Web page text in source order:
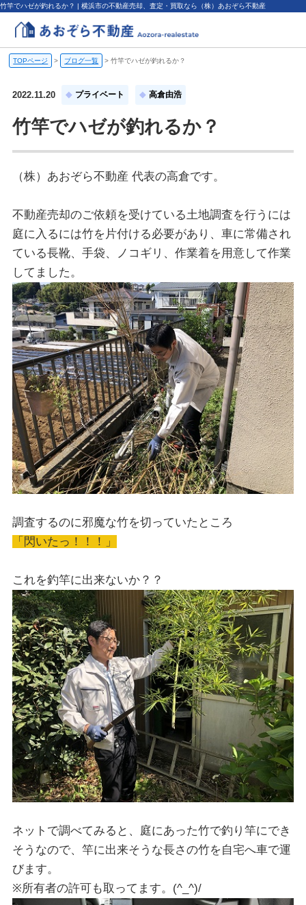
竹竿でハゼが釣れるか？ | 横浜市の不動産売却、査定・買取なら（株）あおぞら不動産
TOPページ > ブログ一覧 > 竹竿でハゼが釣れるか？
2022.11.20 プライベート 高倉由浩
竹竿でハゼが釣れるか？
（株）あおぞら不動産 代表の高倉です。
不動産売却のご依頼を受けている土地調査を行うには
庭に入るには竹を片付ける必要があり、車に常備され
ている長靴、手袋、ノコギリ、作業着を用意して作業
してました。
調査するのに邪魔な竹を切っていたところ
「閃いたっ！！！」
これを釣竿に出来ないか？？
ネットで調べてみると、庭にあった竹で釣り竿にでき
そうなので、竿に出来そうな長さの竹を自宅へ車で運
びます。
※所有者の許可も取ってます。(^_^)/